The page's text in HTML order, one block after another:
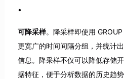
可降采样。降采样即使用
更宽广的时间间隔分组，并统计
信息。降采样不仅可以降低存储
据特征，便于分析数据的历史趋